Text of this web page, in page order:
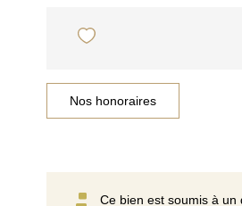
Nos honoraires
Ce bien est soumis à un